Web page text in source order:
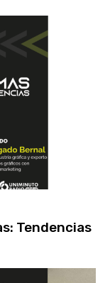
Tendencias